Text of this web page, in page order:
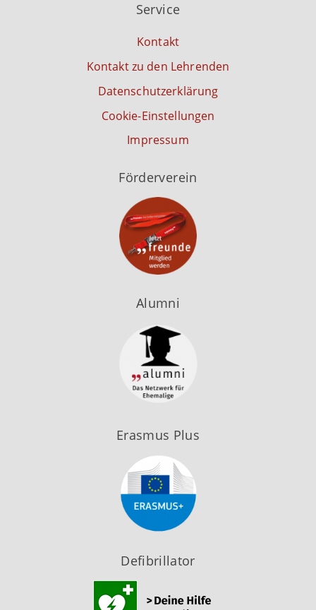
Service
Kontakt
Kontakt zu den Lehrenden
Datenschutzerklärung
Cookie-Einstellungen
Impressum
Förderverein
Alumni
Erasmus Plus
Defibrillator